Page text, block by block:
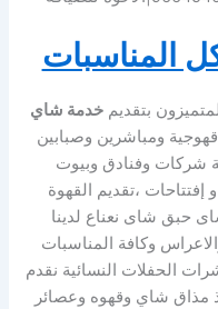
المناسبات
بتقديمخدمة شاي
ومباشرين وصبابين
شركات وفنادق وبيوت
،تقديم القهوة
حبق شاى نعناع لدينا
وكافة المناسبات
الحفلات النسائية نقدم
مذاق شاي وقهوه وعصائر